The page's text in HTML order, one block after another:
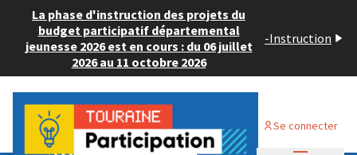
La phase d'instruction des projets du
budget participatif départemental
jeunesse 2026 est en cours : du 06 juillet
2026 au 11 octobre 2026
-Instruction
Se connecter